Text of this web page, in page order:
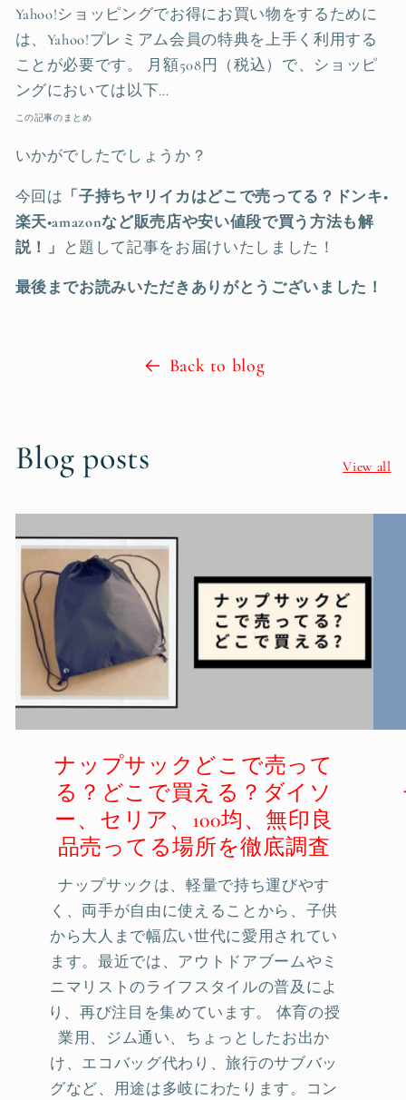
Yahoo!ショッピングでお得にお買い物をするために
は、Yahoo!プレミアム会員の特典を上手く利用する
ことが必要です。 月額508円（税込）で、ショッピ
ングにおいては以下…
この記事のまとめ
いかがでしたでしょうか？
今回は 「子持ちヤリイカはどこで売ってる？ドンキ•
楽天•amazonなど販売店や安い値段で買う方法も解
説！
」 と題して記事をお届けいたしました！
最後までお読みいただきありがとうございました！
Back to blog
Blog posts View all
ナップサックどこで売って
る？どこで買える？ダイソ
ー、セリア、100均、無印良
品売ってる場所を徹底調査
ナップサックは、軽量で持ち運びやす
く、両手が自由に使えることから、子供
から大人まで幅広い世代に愛用されてい
ます。最近では、アウトドアブームやミ
ニマリストのライフスタイルの普及によ
り、再び注目を集めています。 体育の授
業用、ジム通い、ちょっとしたお出か
け、エコバッグ代わり、旅行のサブバッ
グなど、用途は多岐にわたります。コン